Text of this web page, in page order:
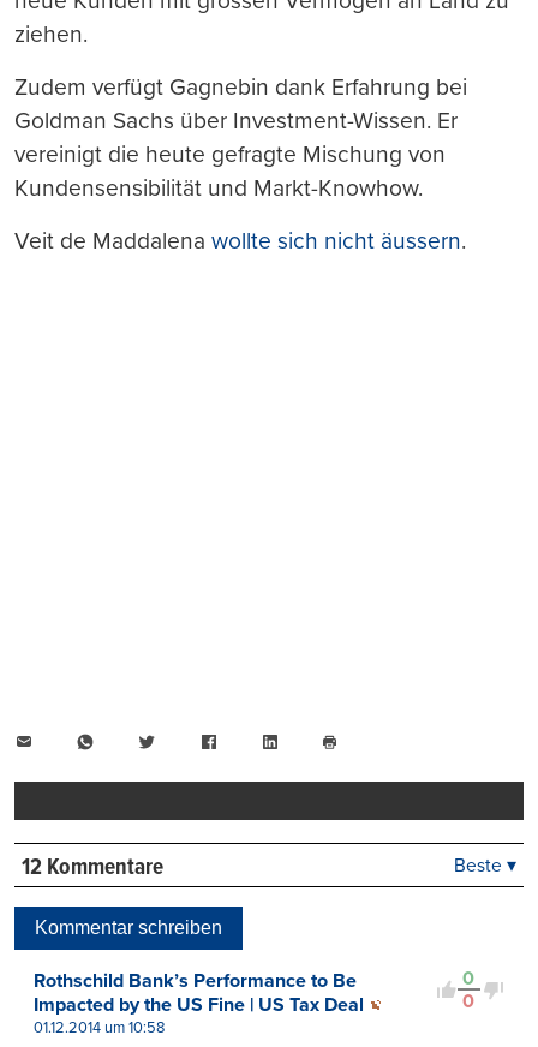
ziehen.
Zudem verfügt Gagnebin dank Erfahrung bei
Goldman Sachs über Investment-Wissen. Er
vereinigt die heute gefragte Mischung von
Kundensensibilität und Markt-Knowhow.
Veit de Maddalena wollte sich nicht äussern.
WhatsAppTwitter FacebookLinkedIn
drucken
12 Kommentare Beste ▾
Kommentar schreiben
0
0
Rothschild Bank’s Performance to Be
Impacted by the US Fine | US Tax Deal
01.12.2014 um 10:58